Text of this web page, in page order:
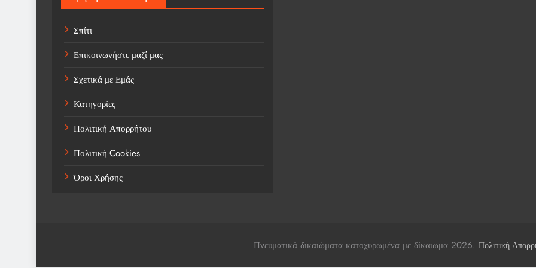
Σπίτι
Επικοινωνήστε μαζί μας
Σχετικά με Εμάς
Κατηγορίες
Πολιτική Απορρήτου
Πολιτική Cookies
Όροι Χρήσης
Πνευματικά δικαιώματα κατοχυρωμένα με δίκαιωμα 2026. Πολιτική